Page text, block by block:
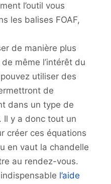
l’outil vous
les balises FOAF,
de manière plus
même l’intérêt du
utiliser des
de
dans un type de
Il y a donc tout un
créer ces équations
en vaut la chandelle
au rendez-vous.
l’aide